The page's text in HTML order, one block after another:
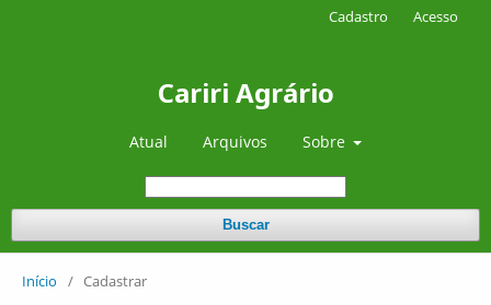
Cariri Agrário
Atual Arquivos Sobre
Buscar
Cadastro Acesso
Início / Cadastrar